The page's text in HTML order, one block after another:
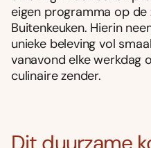
eigen programma op de
Buitenkeuken. Hierin
unieke beleving vol
vanavond elke werkdag
culinaire zender.